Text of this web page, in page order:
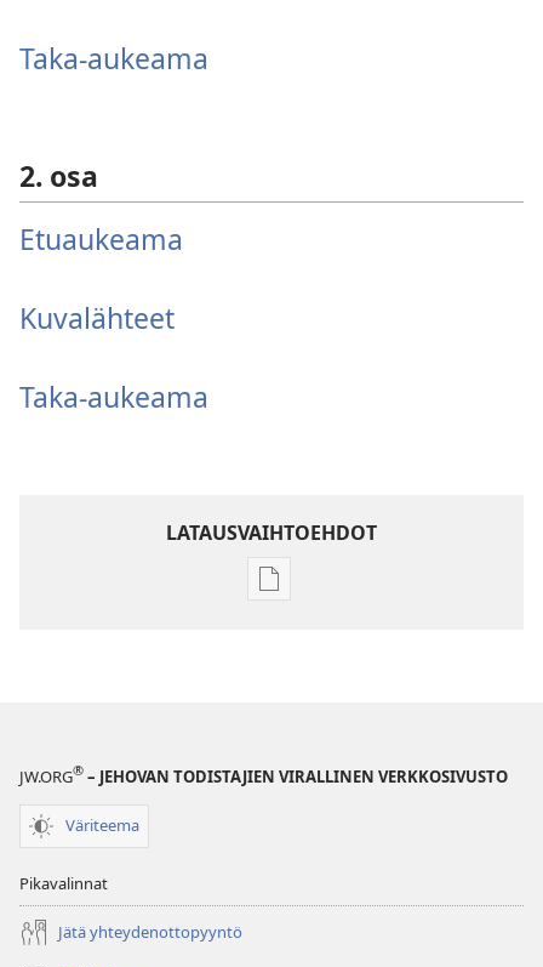
Taka-aukeama
2. osa
Etuaukeama
Kuvalähteet
Taka-aukeama
LATAUSVAIHTOEHDOT
Julkaisujen
JW.ORG® – JEHOVAN TODISTAJIEN VIRALLINEN VERKKOSIVUSTO
Väriteema
Pikavalinnat
Jätä yhteydenottopyyntö